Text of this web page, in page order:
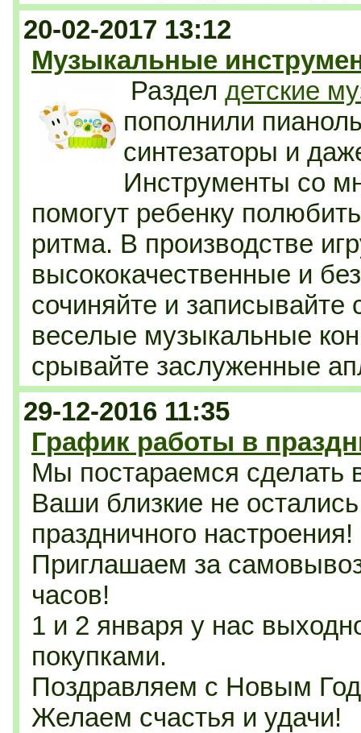
20-02-2017 13:12
Музыкальные
Раздел детские
пополнили
синтезаторы и
Инструменты со
помогут ребенку
ритма. В производстве
высококачественные и
сочиняйте и записывайте
веселые музыкальные
срывайте заслуженные
29-12-2016 11:35
График работы в
Мы постараемся сделать
Ваши близкие не
праздничного настроения!
Приглашаем за
часов!
1 и 2 января у нас
покупками.
Поздравляем с Новым
Желаем счастья и удачи!